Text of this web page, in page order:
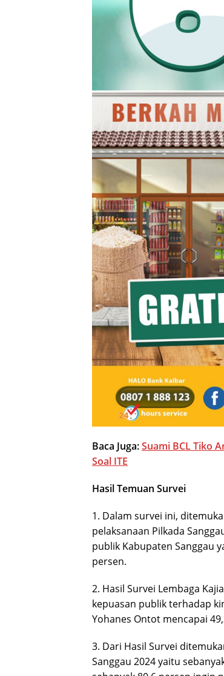
Baca Juga:Suami BCL Tiko
Soal ITE
Hasil Temuan Survei
1. Dalam survei ini,
pelaksanaan Pilkada
publik Kabupaten Sanggau
persen.
2. Hasil Survei Lembaga
kepuasan publik terhadap
Yohanes Ontot mencapai
3. Dari Hasil Survei
Sanggau 2024 yaitu